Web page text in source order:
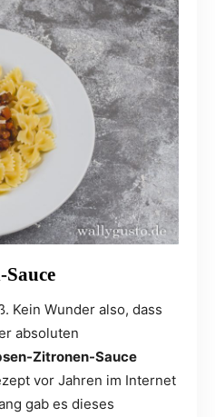
Kein Wunder also, dass
absoluten
Zitronen-Sauce
vor Jahren im Internet
gab es dieses